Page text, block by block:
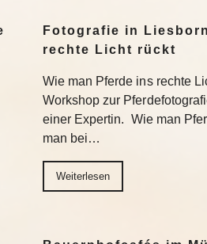
Fotografie in
rechte Licht rückt
Wie man Pferde ins rechte
Workshop zur
einer Expertin. Wie man
man bei…
Weiterlesen